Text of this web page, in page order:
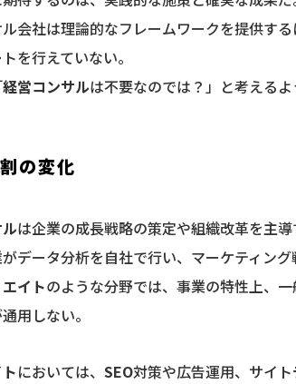
会社は理論的なフレームワークを提供す
を行えていない。
経営コンサルは不要なのでは？」と考える
の変化
は企業の成長戦略の策定や組織改革を主導
データ分析を自社で行い、マーケティン
イトのような分野では、事業の特性上、
用しない。
においては、 SEO対策や広告運用、サイト